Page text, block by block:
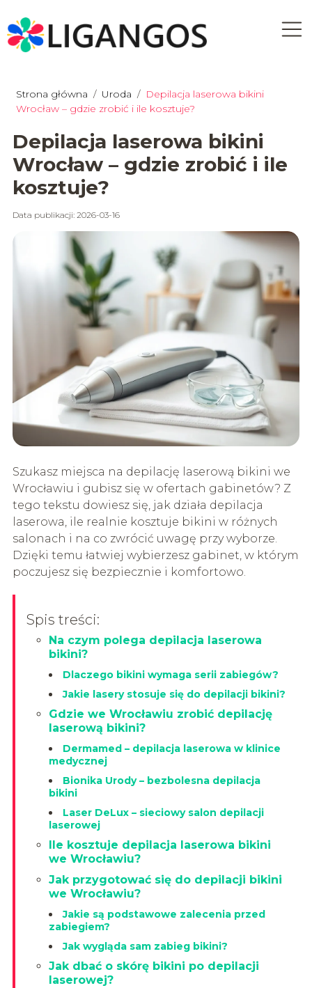
Strona główna / Uroda / Depilacja laserowa bikini
Wrocław – gdzie zrobić i ile kosztuje?
Depilacja laserowa bikini
Wrocław – gdzie zrobić i ile
kosztuje?
Data publikacji: 2026-03-16
Szukasz miejsca na depilację laserową bikini we
Wrocławiu i gubisz się w ofertach gabinetów? Z
tego tekstu dowiesz się, jak działa depilacja
laserowa, ile realnie kosztuje bikini w różnych
salonach i na co zwrócić uwagę przy wyborze.
Dzięki temu łatwiej wybierzesz gabinet, w którym
poczujesz się bezpiecznie i komfortowo.
Spis treści:
Na czym polega depilacja laserowa
bikini?
Dlaczego bikini wymaga serii zabiegów?
Jakie lasery stosuje się do depilacji bikini?
Gdzie we Wrocławiu zrobić depilację
laserową bikini?
Dermamed – depilacja laserowa w klinice
medycznej
Bionika Urody – bezbolesna depilacja
bikini
Laser DeLux – sieciowy salon depilacji
laserowej
Ile kosztuje depilacja laserowa bikini
we Wrocławiu?
Jak przygotować się do depilacji bikini
we Wrocławiu?
Jakie są podstawowe zalecenia przed
zabiegiem?
Jak wygląda sam zabieg bikini?
Jak dbać o skórę bikini po depilacji
laserowej?